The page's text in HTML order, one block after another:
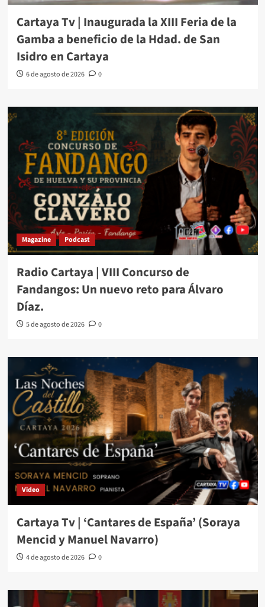
Cartaya Tv | Inaugurada la XIII Feria de la
Gamba a beneficio de la Hdad. de San
Isidro en Cartaya
6 de agosto de 2026 0
Magazine Podcast
Radio Cartaya | VIII Concurso de
Fandangos: Un nuevo reto para Álvaro
Díaz.
5 de agosto de 2026 0
Video
Cartaya Tv | ‘Cantares de España’ (Soraya
Mencid y Manuel Navarro)
4 de agosto de 2026 0